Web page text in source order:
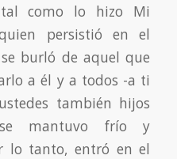
como lo hizo Mi
persistió en el
burló de aquel que
a él y a todos -a ti
también hijos
mantuvo frío y
lo tanto, entró en el